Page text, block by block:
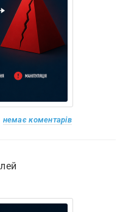
немає коментарів